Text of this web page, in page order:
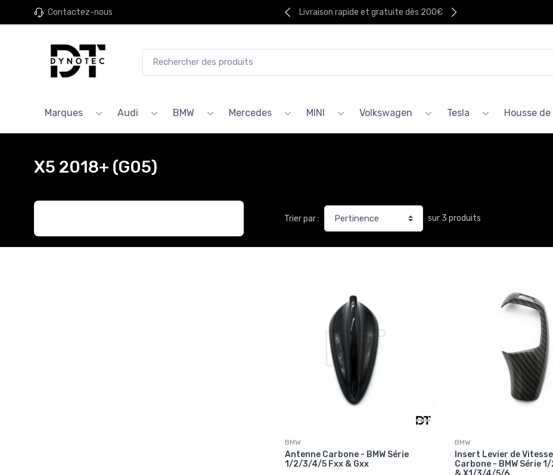
Contactez-nous Livraison rapide et gratuite dès 200€
Marques Audi BMW Mercedes MINI Volkswagen Tesla Housse
X5 2018+ (G05)
Trier par : sur 3 produits
BMW
Antenne Carbone - BMW Série
1/2/3/4/5 Fxx & Gxx
BMW
Insert Levier de
Carbone - BMW Série